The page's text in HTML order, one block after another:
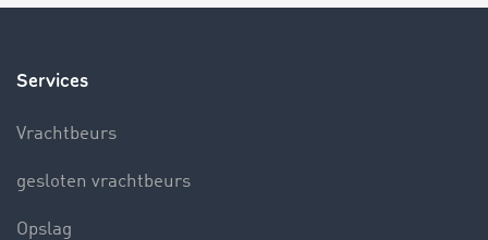
Services
Vrachtbeurs
gesloten vrachtbeurs
Opslag